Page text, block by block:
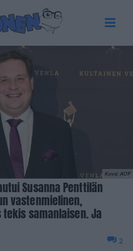
Kuva: AOP
Susanna Penttilän
vastenmielinen,
samanlaisen. Ja
2